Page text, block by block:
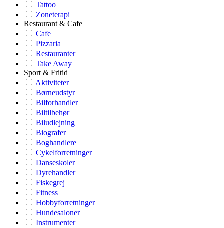
Tattoo
Zoneterapi
Restaurant & Cafe
Cafe
Pizzaria
Restauranter
Take Away
Sport & Fritid
Aktiviteter
Børneudstyr
Bilforhandler
Biltilbehør
Biludlejning
Biografer
Boghandlere
Cykelforretninger
Danseskoler
Dyrehandler
Fiskegrej
Fitness
Hobbyforretninger
Hundesaloner
Instrumenter